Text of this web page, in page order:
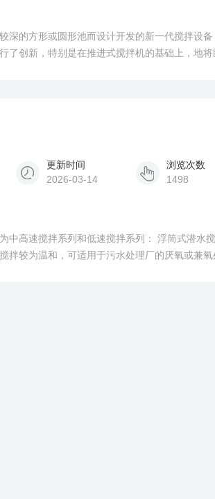
深的方形或圆形池而设计开发的新一代搅拌设
了创新，特别是在推进式搅拌机的基础上，地
更新时间
2026-03-14
浏览次数
1498
中高速搅拌系列和低速搅拌系列： 浮筒式潜水
拌较为温和，可适用于污水处理厂的厌氧或兼